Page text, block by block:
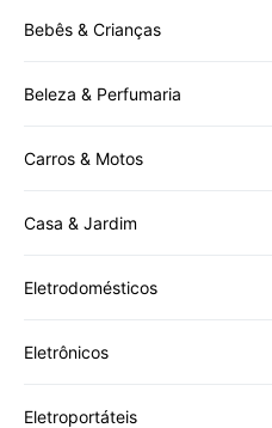
Bebês & Crianças
Beleza & Perfumaria
Carros & Motos
Casa & Jardim
Eletrodomésticos
Eletrônicos
Eletroportáteis